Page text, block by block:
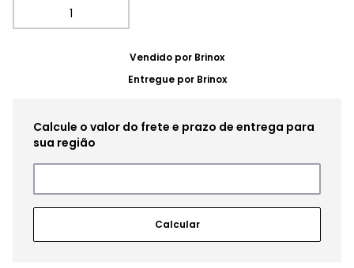
Vendido por Brinox
Entregue por Brinox